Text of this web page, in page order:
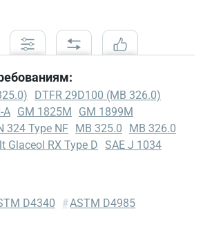
DTFR 29D100 (MB 326.0)
A GM 1825M
GM 1899M
324 Type NF MB 325.0
MB 326.0
Glaceol RX Type D SAE J 1034
D4340 #ASTM D4985